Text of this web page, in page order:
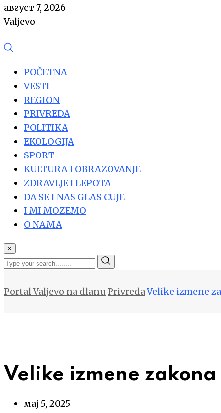
август 7, 2026
Valjevo
POČETNA
VESTI
REGION
PRIVREDA
POLITIKA
EKOLOGIJA
SPORT
KULTURA I OBRAZOVANJE
ZDRAVLJE I LEPOTA
DA SE I NAS GLAS CUJE
I MI MOZEMO
O NAMA
×
Portal Valjevo na dlanu PrivredaVelike izmene
Velike izmene
мај 5, 2025